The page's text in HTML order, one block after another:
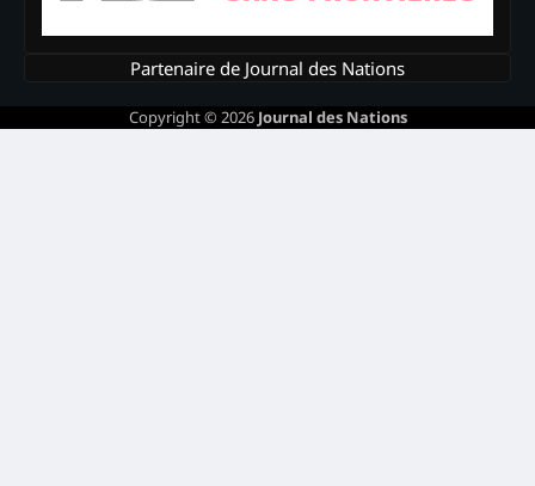
Partenaire de Journal des Nations
Copyright © 2026 Journal des Nations